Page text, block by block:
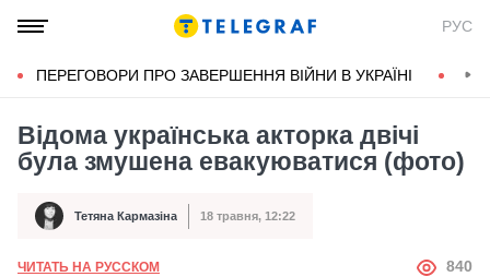
РУС
ПЕРЕГОВОРИ ПРО ЗАВЕРШЕННЯ ВІЙНИ В УКРАЇНІ
Відома українська акторка двічі
була змушена евакуюватися (фото)
Автор Тетяна Кармазіна
Дата публікації 18 травня, 12:22
ЧИТАТЬ НА РУССКОМ АВТОР
840